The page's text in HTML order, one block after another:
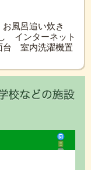
風呂追い炊き
インターネット
室内洗濯機置